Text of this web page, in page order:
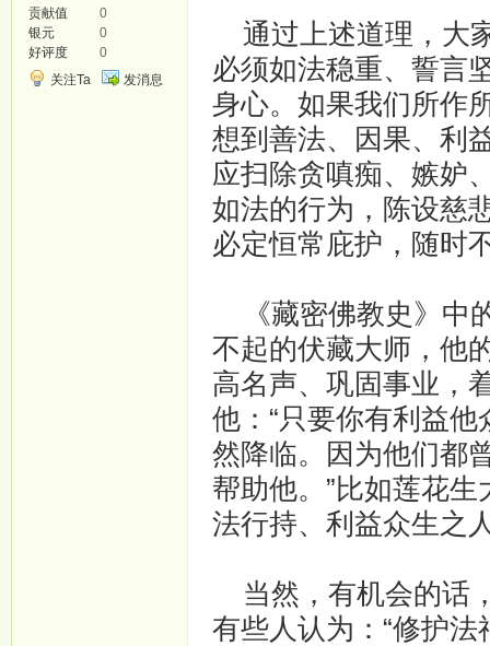
贡献值
0
银元
0
好评度
0
关注Ta
发消息
通过上述道理，大
必须如法稳重、誓言
身心。如果我们所作
想到善法、因果、利
应扫除贪嗔痴、嫉妒
如法的行为，陈设慈
必定恒常庇护，随时
《藏密佛教史》中
不起的伏藏大师，他
高名声、巩固事业，
他：“只要你有利益
然降临。因为他们都
帮助他。”比如莲花
法行持、利益众生之
当然，有机会的话
有些人认为：“修护